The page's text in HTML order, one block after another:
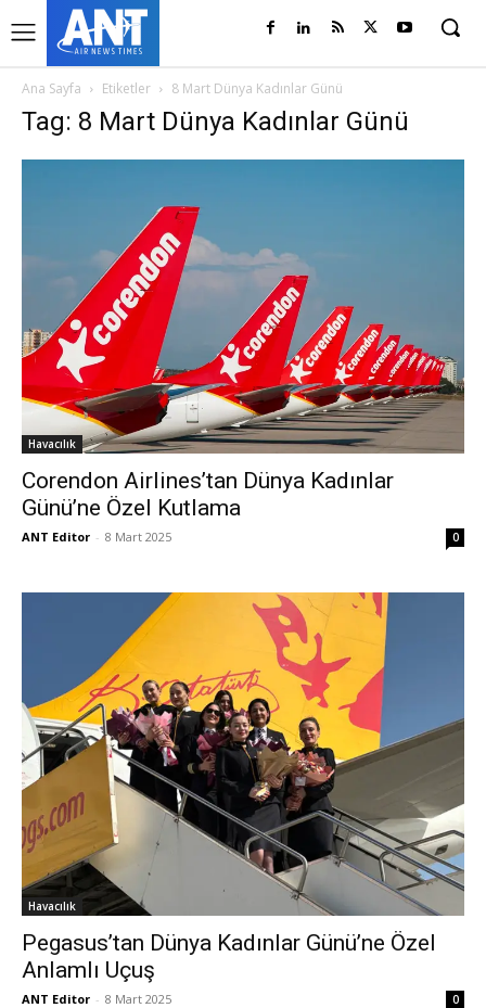
Ana Sayfa Etiketler 8 Mart Dünya Kadınlar Günü
Tag: 8 Mart Dünya Kadınlar Günü
Havacılık
Corendon Airlines’tan Dünya Kadınlar
Günü’ne Özel Kutlama
ANT Editor - 8 Mart 2025 0
Havacılık
Pegasus’tan Dünya Kadınlar Günü’ne Özel
Anlamlı Uçuş
ANT Editor - 8 Mart 2025 0